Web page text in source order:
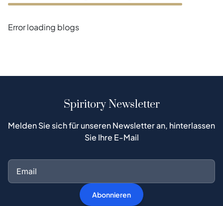
Error loading blogs
Spiritory Newsletter
Melden Sie sich für unseren Newsletter an, hinterlassen
Sie Ihre E-Mail
Abonnieren